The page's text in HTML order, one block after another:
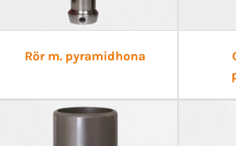
Rör m. pyramidhona